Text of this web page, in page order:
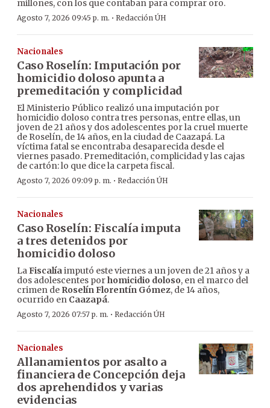
millones, con los que contaban para comprar oro.
Agosto 7, 2026 09:45 p. m. · Redacción ÚH
Nacionales
Caso Roselín: Imputación por
homicidio doloso apunta a
premeditación y complicidad
El Ministerio Público realizó una imputación por
homicidio doloso contra tres personas, entre ellas, un
joven de 21 años y dos adolescentes por la cruel muerte
de Roselín, de 14 años, en la ciudad de Caazapá. La
víctima fatal se encontraba desaparecida desde el
viernes pasado. Premeditación, complicidad y las cajas
de cartón: lo que dice la carpeta fiscal.
Agosto 7, 2026 09:09 p. m. · Redacción ÚH
Nacionales
Caso Roselín: Fiscalía imputa
a tres detenidos por
homicidio doloso
LaFiscalíaimputó este viernes a un joven de 21 años y a
dos adolescentes porhomicidio doloso, en el marco del
crimen de Roselín Florentín Gómez, de 14 años,
ocurrido en Caazapá.
Agosto 7, 2026 07:57 p. m. · Redacción ÚH
Nacionales
Allanamientos por asalto a
financiera de Concepción deja
dos aprehendidos y varias
evidencias